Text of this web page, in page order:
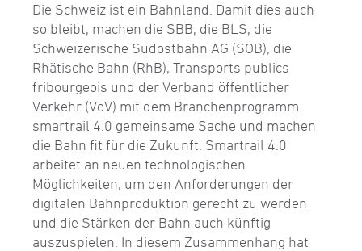
Die Schweiz ist ein Bahnland. Damit dies auch
so bleibt, machen die SBB, die BLS, die
Schweizerische Südostbahn AG (SOB), die
Rhätische Bahn (RhB), Transports publics
fribourgeois und der Verband öffentlicher
Verkehr (VöV) mit dem Branchenprogramm
smartrail 4.0 gemeinsame Sache und machen
die Bahn fit für die Zukunft. Smartrail 4.0
arbeitet an neuen technologischen
Möglichkeiten, um den Anforderungen der
digitalen Bahnproduktion gerecht zu werden
und die Stärken der Bahn auch künftig
auszuspielen. In diesem Zusammenhang hat